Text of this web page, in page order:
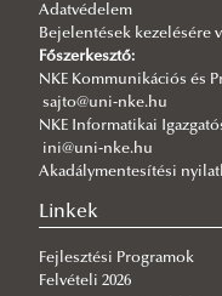
A gyermek mindenek felett
2026/07/27
Hamarosan indul a
2026/07/27
Tiszolczi Balázs Gergely:
tankönyvekből megtanulni
2026/07/26
Imago Dei az
Adatvédelem
Bejelentések kezelésére
Főszerkesztő:
NKE Kommunikációs és
sajto@uni-nke.hu
NKE Informatikai
ini@uni-nke.hu
Akadálymentesítési
Linkek
Fejlesztési Programok
Felvételi 2026